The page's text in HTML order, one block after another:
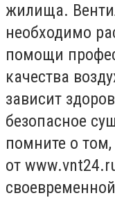
жилища.
необходимо
помощи
качества
зависит
безопасное
помните о том,
от